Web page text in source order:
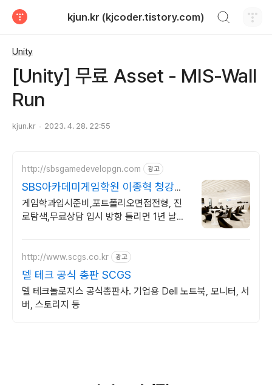
kjun.kr (kjcoder.tistory.com)
Unity
[Unity] 무료 Asset - MIS-Wall
Run
kjun.kr 2023. 4. 28. 22:55
http://sbsgamedevelopgn.com 광고
SBS아카데미게임학원 이종혁 청강대
게임학과 입시반 상담
게임학과입시준비,포트폴리오면접전형, 진
로탐색,무료상담 입시 방향 틀리면 1년 날립
http://www.scgs.co.kr 광고
델 테크 공식 총판 SCGS
델 테크놀로지스 공식총판사. 기업용 Dell 노트북, 모니터, 서
버, 스토리지 등